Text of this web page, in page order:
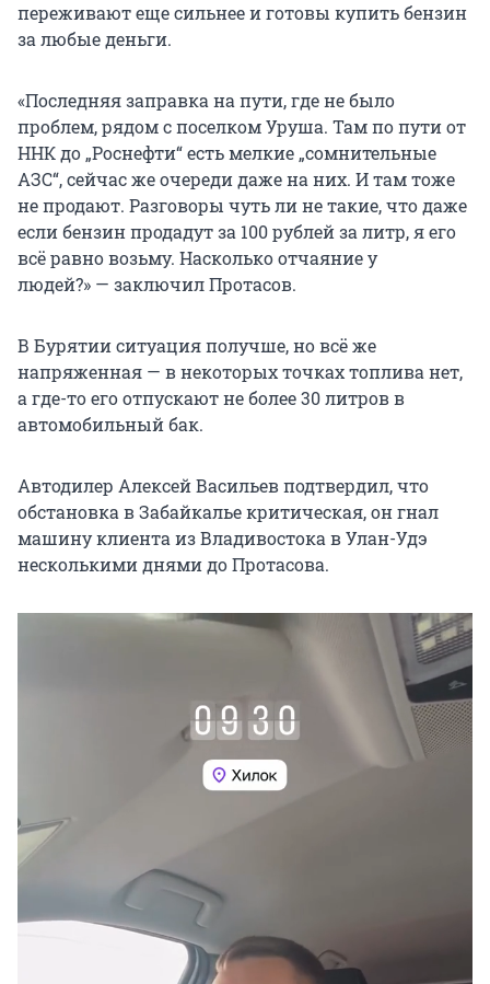
переживают еще сильнее и готовы купить бензин
за любые деньги.
«Последняя заправка на пути, где не было
проблем, рядом с поселком Уруша. Там по пути от
ННК до „Роснефти“ есть мелкие „сомнительные
АЗС“, сейчас же очереди даже на них. И там тоже
не продают. Разговоры чуть ли не такие, что даже
если бензин продадут за 100 рублей за литр, я его
всё равно возьму. Насколько отчаяние у
людей?» — заключил Протасов.
В Бурятии ситуация получше, но всё же
напряженная — в некоторых точках топлива нет,
а где-то его отпускают не более 30 литров в
автомобильный бак.
Автодилер Алексей Васильев подтвердил, что
обстановка в Забайкалье критическая, он гнал
машину клиента из Владивостока в Улан-Удэ
несколькими днями до Протасова.